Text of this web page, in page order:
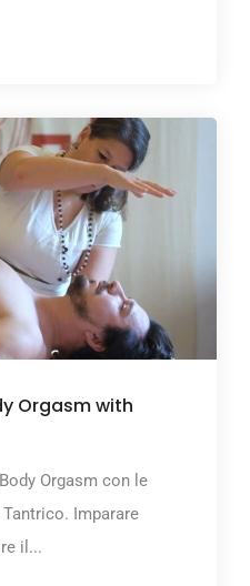
Orgasm with
Orgasm con le
Imparare
il...